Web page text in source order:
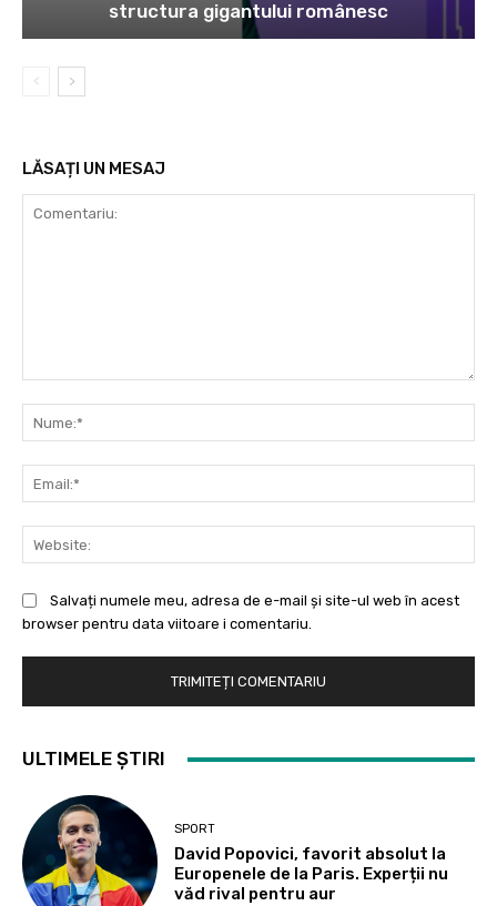
structura gigantului românesc
LĂSAȚI UN MESAJ
Salvați numele meu, adresa de e-mail și site-ul web în acest
browser pentru data viitoare i comentariu.
ULTIMELE ȘTIRI
SPORT
David Popovici, favorit absolut la
Europenele de la Paris. Experții nu
văd rival pentru aur